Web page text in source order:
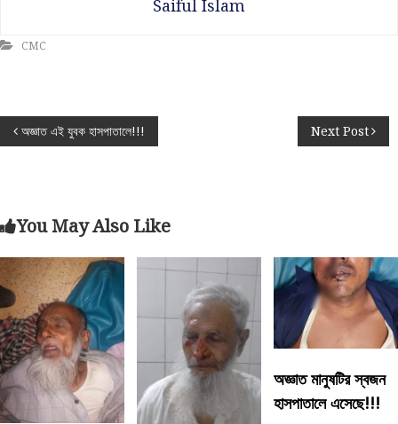
Saiful Islam
CMC
P
s
t
n
a
v
i
অজ্ঞাত এই যুবক হাসপাতালে!!! Next Post
You May Also Like
অজ্ঞাত মানুষটির স্বজন
হাসপাতালে এসেছে!!!